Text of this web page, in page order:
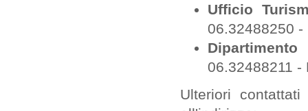
Ufficio
06.32488250 -
06.32488211
Ulteriori